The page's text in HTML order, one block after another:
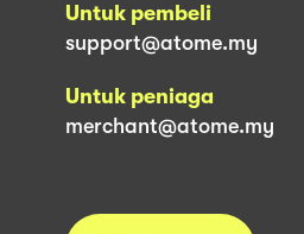
Untuk pembeli
support@atome.my
Untuk peniaga
merchant@atome.my